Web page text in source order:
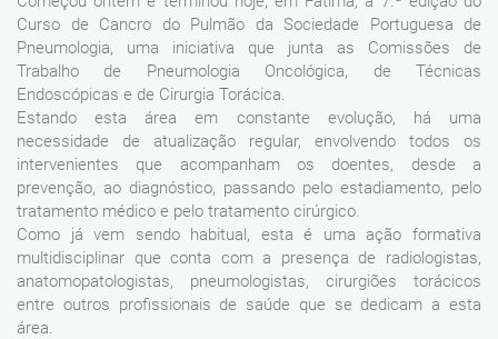
Curso de Cancro do Pulmão da Sociedade Portuguesa de
Pneumologia, uma iniciativa que junta as Comissões de
Trabalho de Pneumologia Oncológica, de Técnicas
Endoscópicas e de Cirurgia Torácica.
Estando esta área em constante evolução, há uma
necessidade de atualização regular, envolvendo todos os
intervenientes que acompanham os doentes, desde a
prevenção, ao diagnóstico, passando pelo estadiamento, pelo
tratamento médico e pelo tratamento cirúrgico.
Como já vem sendo habitual, esta é uma ação formativa
multidisciplinar que conta com a presença de radiologistas,
anatomopatologistas, pneumologistas, cirurgiões torácicos
entre outros profissionais de saúde que se dedicam a esta
área.